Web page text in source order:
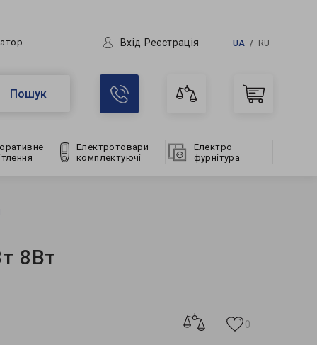
Вхід Реєстрація UA RU
Пошук
Електротовари
комплектуючі
Електро
фурнітура
8Вт
0